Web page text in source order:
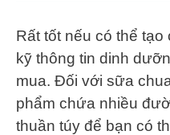
Rất tốt nếu có thể
kỹ thông tin dinh
mua. Đối với sữa
phẩm chứa nhiều
thuần túy để bạn có